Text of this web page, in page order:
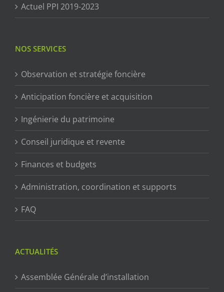
Actuel PPI 2019-2023
NOS SERVICES
Observation et stratégie foncière
Anticipation foncière et acquisition
Ingénierie du patrimoine
Conseil juridique et revente
Finances et budgets
Administration, coordination et supports
FAQ
ACTUALITÉS
Assemblée Générale d’installation